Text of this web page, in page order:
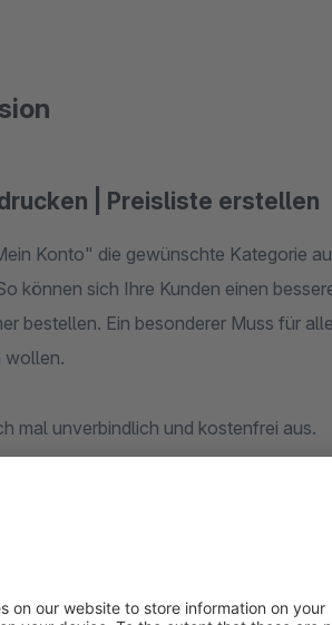
| Preisliste erstellen
Konto" die gewünschte Kategorie
können sich Ihre Kunden einen
bestellen. Ein besonderer Muss für
wollen.
mal unverbindlich und kostenfrei aus.
Dresden